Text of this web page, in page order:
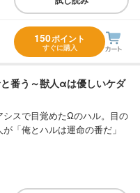
150ポイント
すぐに購入
番う～獣人αは優しいケダ
シスで目覚めたΩのハル。目の
「俺とハルは運命の番だ」